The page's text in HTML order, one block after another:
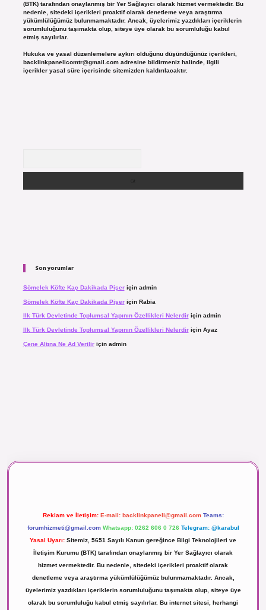
(BTK) tarafından onaylanmış bir Yer Sağlayıcı olarak hizmet vermektedir. Bu
nedenle, sitedeki içerikleri proaktif olarak denetleme veya araştırma
yükümlülüğümüz bulunmamaktadır. Ancak, üyelerimiz yazdıkları içeriklerin
sorumluluğunu taşımakta olup, siteye üye olarak bu sorumluluğu kabul
etmiş sayılırlar.
Hukuka ve yasal düzenlemelere aykırı olduğunu düşündüğünüz içerikleri,
backlinkpanelicomtr@gmail.comadresine bildirmeniz halinde, ilgili
içerikler yasal süre içerisinde sitemizden kaldırılacaktır.
Son yorumlar
Sömelek Köfte Kaç Dakikada Pişeriçin admin
Sömelek Köfte Kaç Dakikada Pişeriçin Rabia
Ilk Türk Devletinde Toplumsal Yapının Özellikleri Nelerdiriçin admin
Ilk Türk Devletinde Toplumsal Yapının Özellikleri Nelerdiriçin Ayaz
Çene Altına Ne Ad Veriliriçin admin
Reklam ve İletişim: E-mail: backlinkpaneli@gmail.com Teams:
forumhizmeti@gmail.com Whatsapp: 0262 606 0 726 Telegram: @karabul
Yasal Uyarı: Sitemiz, 5651 Sayılı Kanun gereğince Bilgi Teknolojileri ve
İletişim Kurumu (BTK) tarafından onaylanmış bir Yer Sağlayıcı olarak
hizmet vermektedir. Bu nedenle, sitedeki içerikleri proaktif olarak
denetleme veya araştırma yükümlülüğümüz bulunmamaktadır. Ancak,
üyelerimiz yazdıkları içeriklerin sorumluluğunu taşımakta olup, siteye üye
olarak bu sorumluluğu kabul etmiş sayılırlar. Bu internet sitesi, herhangi